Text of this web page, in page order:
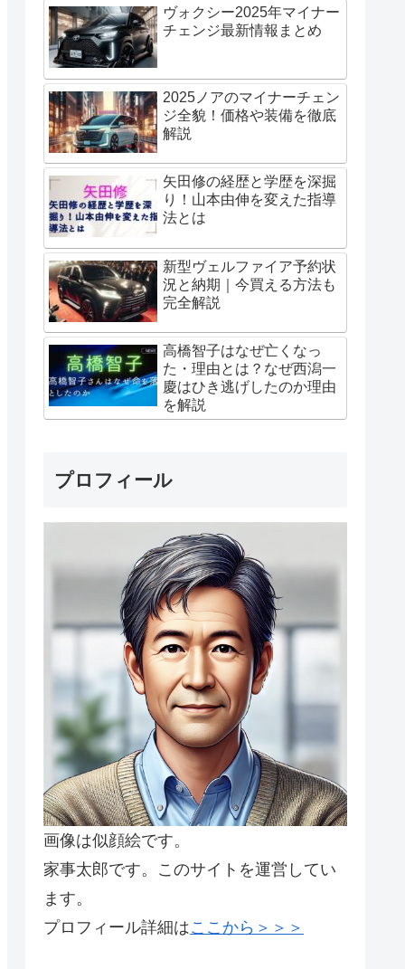
ヴォクシー2025年マイナー
チェンジ最新情報まとめ
2025ノアのマイナーチェン
ジ全貌！価格や装備を徹底
解説
矢田修の経歴と学歴を深掘
り！山本由伸を変えた指導
法とは
新型ヴェルファイア予約状
況と納期｜今買える方法も
完全解説
高橋智子はなぜ亡くなっ
た・理由とは？なぜ西潟一
慶はひき逃げしたのか理由
を解説
プロフィール
画像は似顔絵です。
家事太郎です。このサイトを運営してい
ます。
プロフィール詳細はここから＞＞＞